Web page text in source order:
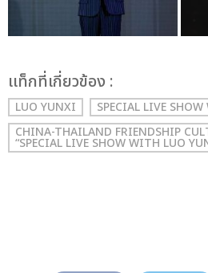
เเท็กที่เกี่ยวข้อง :
LUO YUNXI
SPECIAL LIVE
CHINA-THAILAND FRIENDSHIP
“SPECIAL LIVE SHOW WITH LUO